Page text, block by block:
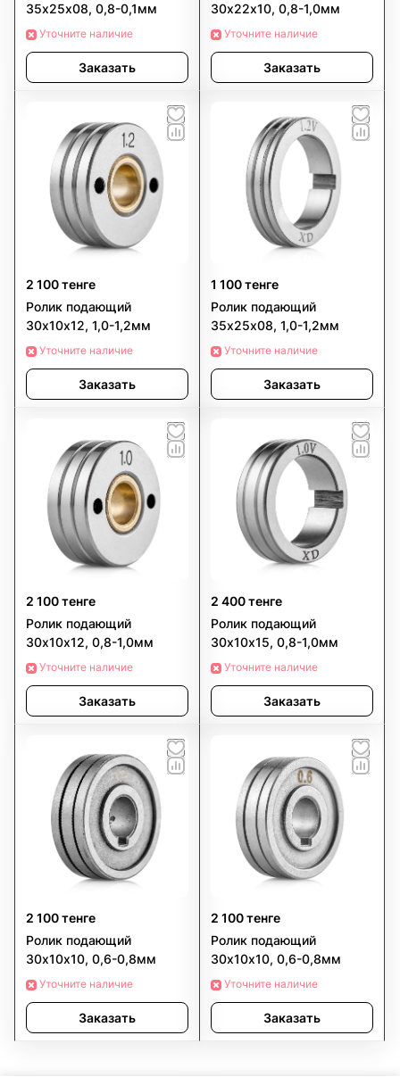
35х25х08, 0,8-0,1мм
Уточните наличие
Заказать
30х22х10, 0,8-1,0мм
Уточните наличие
Заказать
2 100 тенге
Ролик подающий
30х10х12, 1,0-1,2мм
Уточните наличие
Заказать
1 100 тенге
Ролик подающий
35х25х08, 1,0-1,2мм
Уточните наличие
Заказать
2 100 тенге
Ролик подающий
30х10х12, 0,8-1,0мм
Уточните наличие
Заказать
2 400 тенге
Ролик подающий
30х10х15, 0,8-1,0мм
Уточните наличие
Заказать
2 100 тенге
Ролик подающий
30х10х10, 0,6-0,8мм
Уточните наличие
Заказать
2 100 тенге
Ролик подающий
30х10х10, 0,6-0,8мм
Уточните наличие
Заказать